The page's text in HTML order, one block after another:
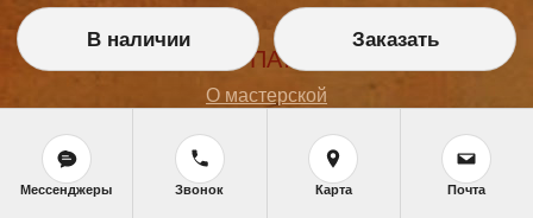
ПОКУПАТЕЛЮ
О мастерской
Доставка и оплата
Политика конфиденциальности
Согласие на обработку персональных данных
Политика обработки персональных данных
В наличии Заказать
Мессенджеры Звонок Карта Почта